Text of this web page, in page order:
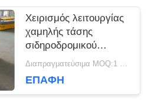
Χειρισμός λειτουργίας
χαμηλής τάσης
σιδηροδρομικού
μεταφορικού
βιομηχανικό τομέα
Διαπραγματεύσιμα MOQ:1 σετ/σετ
ΕΠΑΦΉ